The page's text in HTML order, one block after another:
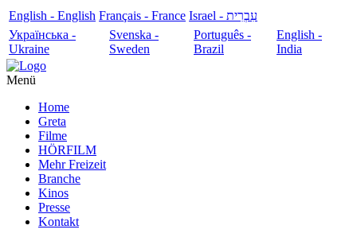
English - English Français - France
עִבְרִית - Israel
Українська -
Ukraine
Svenska -
Sweden
Português -
Brazil
English -
India
Menü
Home
Greta
Filme
HÖRFILM
Mehr Freizeit
Branche
Kinos
Presse
Kontakt